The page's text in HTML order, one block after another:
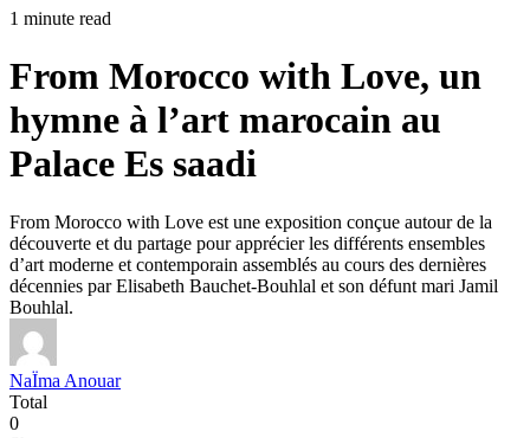
1 minute read
From Morocco with Love, un
hymne à l’art marocain au
Palace Es saadi
From Morocco with Love est une exposition conçue autour de la
découverte et du partage pour apprécier les différents ensembles
d’art moderne et contemporain assemblés au cours des dernières
décennies par Elisabeth Bauchet-Bouhlal et son défunt mari Jamil
Bouhlal.
NaÏma Anouar
Total
0